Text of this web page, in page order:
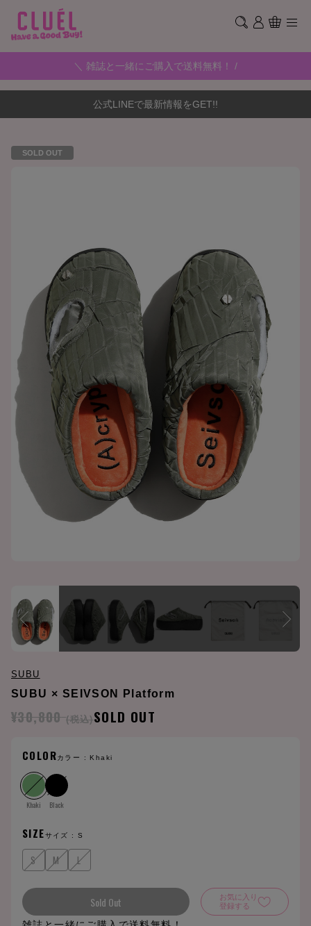
＼ 雑誌と一緒にご購入で送料無料！ /
公式LINEで最新情報をGET!!
SOLD OUT
SUBU
SUBU × SEIVSON Platform
¥30,800 (税込)SOLD OUT
COLORカラー : Khaki
Khaki Black
SIZEサイズ :S
S M L
Sold Out
お気に入り
登録する